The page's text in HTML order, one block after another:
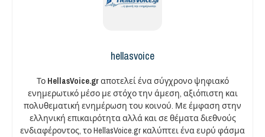
hellasvoice
Το HellasVoice.grαποτελεί ένα σύγχρονο ψηφιακό
ενημερωτικό μέσο με στόχο την άμεση, αξιόπιστη και
πολυθεματική ενημέρωση του κοινού. Με έμφαση στην
ελληνική επικαιρότητα αλλά και σε θέματα διεθνούς
ενδιαφέροντος, το HellasVoice.gr καλύπτει ένα ευρύ φάσμα